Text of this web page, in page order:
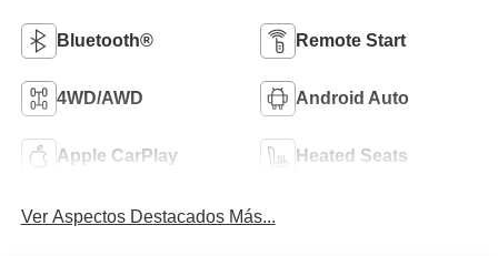
Bluetooth® Remote Start
4WD/AWD Android Auto
Apple CarPlay Heated Seats
Ver Aspectos Destacados Más...